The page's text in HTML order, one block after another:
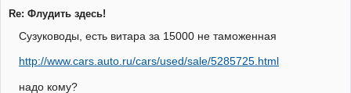
Re: Флудить здесь!
Сузуководы, есть витара за 15000 не таможенная
http://www.cars.auto.ru/cars/used/sale/5285725.html
надо кому?